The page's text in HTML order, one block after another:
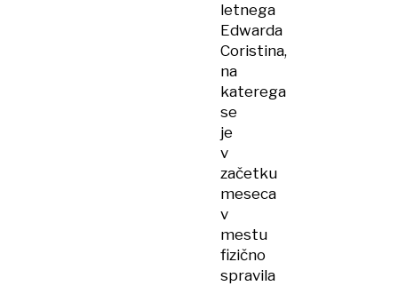
letnega
Edwarda
Coristina,
na
katerega
se
je
v
začetku
meseca
v
mestu
fizično
spravila